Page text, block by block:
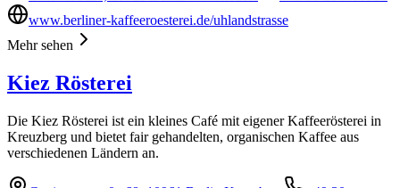
www.berliner-kaffeeroesterei.de/uhlandstrasse
Mehr sehen
Kiez Rösterei
Die Kiez Rösterei ist ein kleines Café mit eigener Kaffeerösterei in
Kreuzberg und bietet fair gehandelten, organischen Kaffee aus
verschiedenen Ländern an.